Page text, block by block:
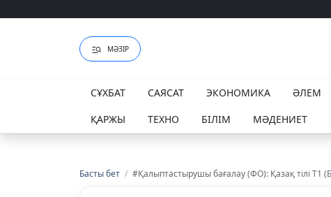
МӘЗІР
СҰХБАТ САЯСАТ ЭКОНОМИКА ӘЛЕМ
ҚАРЖЫ
ТЕХНО БІЛІМ МӘДЕНИЕТ
Басты бет / #Қалыптастырушы бағалау (ФО): Қазақ тілі Т1